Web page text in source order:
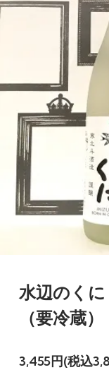
水辺のく
（要冷蔵）
3,455円(税込